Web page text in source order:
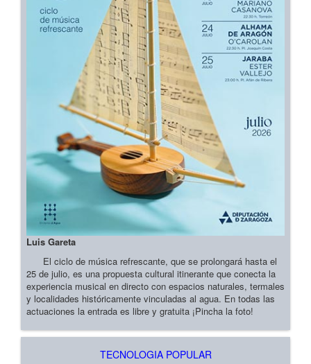
Luis Gareta
El ciclo de música refrescante, que se prolongará hasta el
25 de julio, es una propuesta cultural itinerante que conecta la
experiencia musical en directo con espacios naturales, termales
y localidades históricamente vinculadas al agua. En todas las
actuaciones la entrada es libre y gratuita ¡Pincha la foto!
TECNOLOGIA POPULAR